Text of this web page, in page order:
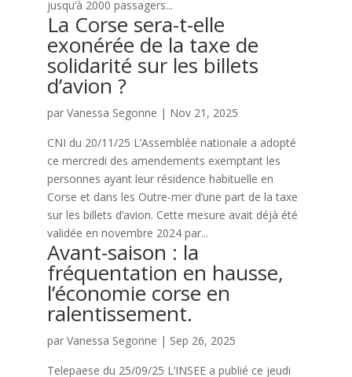
jusqu’à 2000 passagers...
La Corse sera-t-elle
exonérée de la taxe de
solidarité sur les billets
d’avion ?
par Vanessa Segonne | Nov 21, 2025
CNI du 20/11/25 L’Assemblée nationale a adopté
ce mercredi des amendements exemptant les
personnes ayant leur résidence habituelle en
Corse et dans les Outre-mer d’une part de la taxe
sur les billets d’avion. Cette mesure avait déjà été
validée en novembre 2024 par...
Avant-saison : la
fréquentation en hausse,
l’économie corse en
ralentissement.
par Vanessa Segonne | Sep 26, 2025
Telepaese du 25/09/25 L’INSEE a publié ce jeudi